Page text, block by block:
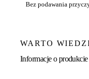
Bez podawania
WARTO
Informacje o produkcie